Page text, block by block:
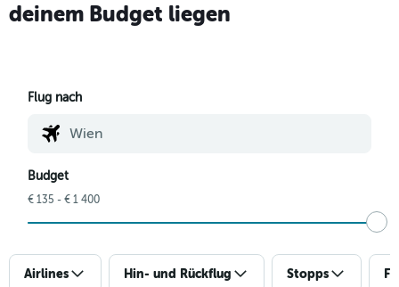
deinem Budget liegen
Flug nach
Budget
€ 135 - € 1 400
Airlines Hin- und Rückflug Stopps